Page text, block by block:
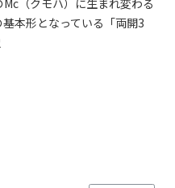
（クモハ）に生まれ変わる
本形となっている「両開3